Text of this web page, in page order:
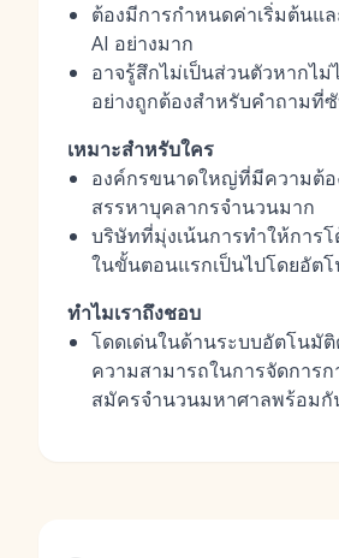
ต้องมีการกำหนดค่าเริ่มต้นแ
AI อย่างมาก
อาจรู้สึกไม่เป็นส่วนตัวหากไ
อย่างถูกต้องสำหรับคำถามที่
เหมาะสำหรับใคร
องค์กรขนาดใหญ่ที่มีความต้อ
สรรหาบุคลากรจำนวนมาก
บริษัทที่มุ่งเน้นการทำให้การ
ในขั้นตอนแรกเป็นไปโดยอัต
ทำไมเราถึงชอบ
โดดเด่นในด้านระบบอัตโนมั
ความสามารถในการจัดการ
สมัครจำนวนมหาศาลพร้อมกั